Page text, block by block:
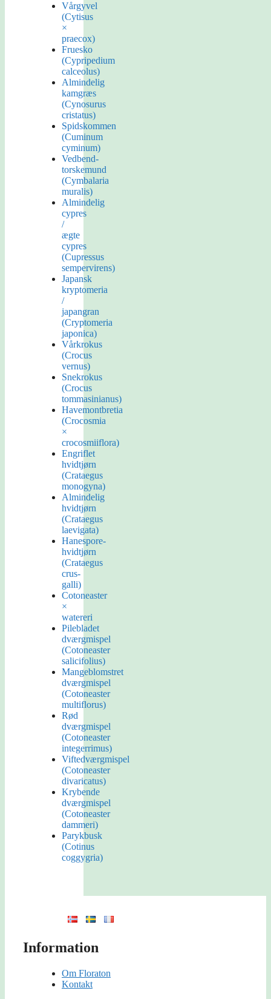
Vårgyvel
(Cytisus
×
praecox)
Fruesko
(Cypripedium
calceolus)
Almindelig
kamgræs
(Cynosurus
cristatus)
Spidskommen
(Cuminum
cyminum)
Vedbend-
torskemund
(Cymbalaria
muralis)
Almindelig
cypres
/
ægte
cypres
(Cupressus
sempervirens)
Japansk
kryptomeria
/
japangran
(Cryptomeria
japonica)
Vårkrokus
(Crocus
vernus)
Snekrokus
(Crocus
tommasinianus)
Havemontbretia
(Crocosmia
×
crocosmiiflora)
Engriflet
hvidtjørn
(Crataegus
monogyna)
Almindelig
hvidtjørn
(Crataegus
laevigata)
Hanespore-
hvidtjørn
(Crataegus
crus-
galli)
Cotoneaster
×
watereri
Pilebladet
dværgmispel
(Cotoneaster
salicifolius)
Mangeblomstret
dværgmispel
(Cotoneaster
multiflorus)
Rød
dværgmispel
(Cotoneaster
integerrimus)
Viftedværgmispel
(Cotoneaster
divaricatus)
Krybende
dværgmispel
(Cotoneaster
dammeri)
Parykbusk
(Cotinus
coggygria)
Information
Om Floraton
Kontakt